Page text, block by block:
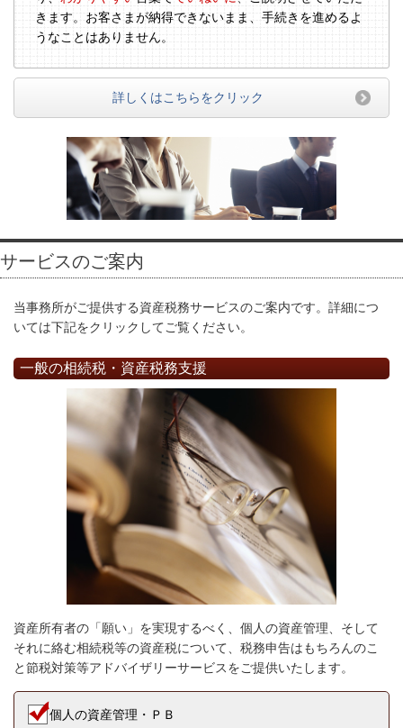
きます。お客さまが納得できないまま、手続きを進めるよ
うなことはありません。
詳しくはこちらをクリック
サービスのご案内
当事務所がご提供する資産税務サービスのご案内です。詳細につ
いては下記をクリックしてご覧ください。
一般の相続税・資産税務支援
資産所有者の「願い」を実現するべく、個人の資産管理、そして
それに絡む相続税等の資産税について、税務申告はもちろんのこ
と節税対策等アドバイザリーサービスをご提供いたします。
個人の資産管理・ＰＢ